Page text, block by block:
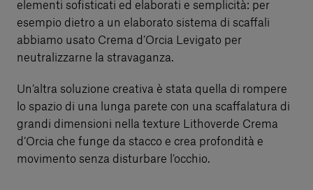
elementi sofisticati ed elaborati e semplicità: per
esempio dietro a un elaborato sistema di scaffali
abbiamo usato Crema d’Orcia Levigato per
neutralizzarne la stravaganza.
Un’altra soluzione creativa è stata quella di rompere
lo spazio di una lunga parete con una scaffalatura di
grandi dimensioni nella texture Lithoverde Crema
d’Orcia che funge da stacco e crea profondità e
movimento senza disturbare l’occhio.